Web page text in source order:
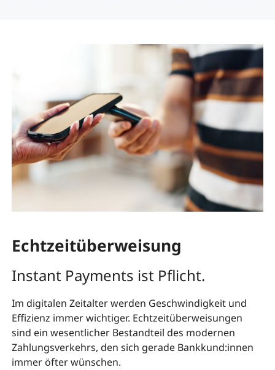
Echtzeitüberweisung
Instant Payments ist Pflicht.
Im digitalen Zeitalter werden Geschwindigkeit und
Effizienz immer wichtiger. Echtzeitüberweisungen
sind ein wesentlicher Bestandteil des modernen
Zahlungsverkehrs, den sich gerade Bankkund:innen
immer öfter wünschen.